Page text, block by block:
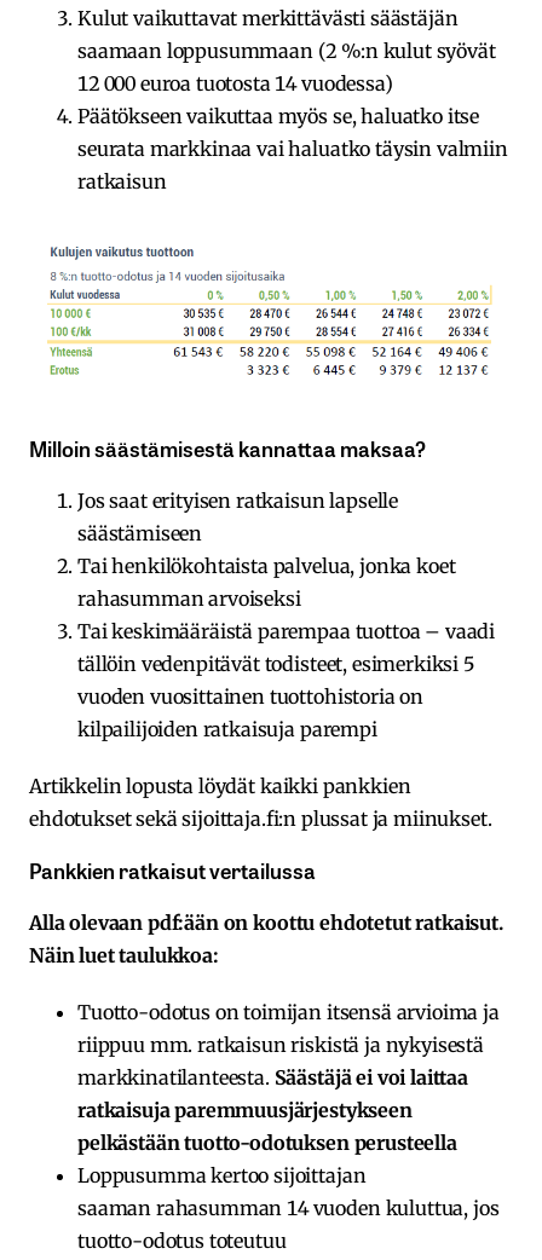
Kulut vaikuttavat merkittävästi säästäjän
saamaan loppusummaan (2 %:n kulut syövät
12 000 euroa tuotosta 14 vuodessa)
Päätökseen vaikuttaa myös se, haluatko itse
seurata markkinaa vai haluatko täysin valmiin
ratkaisun
Milloin säästämisestä kannattaa maksaa?
Jos saat erityisen ratkaisun lapselle
säästämiseen
Tai henkilökohtaista palvelua, jonka koet
rahasumman arvoiseksi
Tai keskimääräistä parempaa tuottoa – vaadi
tällöin vedenpitävät todisteet, esimerkiksi 5
vuoden vuosittainen tuottohistoria on
kilpailijoiden ratkaisuja parempi
Artikkelin lopusta löydät kaikki pankkien
ehdotukset sekä sijoittaja.fi:n plussat ja miinukset.
Pankkien ratkaisut vertailussa
Alla olevaan pdf:ään on koottu ehdotetut ratkaisut.
Näin luet taulukkoa:
Tuotto-odotus on toimijan itsensä arvioima ja
riippuu mm. ratkaisun riskistä ja nykyisestä
markkinatilanteesta. Säästäjä ei voi laittaa
ratkaisuja paremmuusjärjestykseen
pelkästään tuotto-odotuksen perusteella
Loppusumma kertoo sijoittajan
saaman rahasumman 14 vuoden kuluttua, jos
tuotto-odotus toteutuu